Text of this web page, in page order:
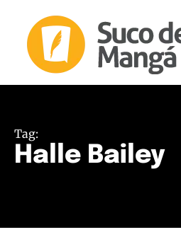
Tag:
Halle Bailey